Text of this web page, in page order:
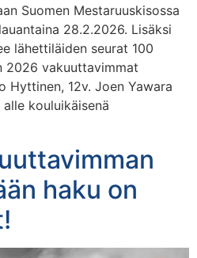
Suomen Mestaruuskisossa
28.2.2026. Lisäksi
lähettiläiden seurat 100
2026 vakuuttavimmat
Hyttinen, 12v. Joen Yawara
kouluikäisenä
haku on